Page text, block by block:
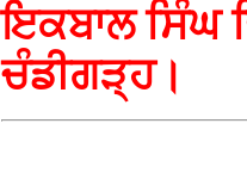
ਇਕਬਾਲ ਸਿੰਘ
ਚੰਡੀਗੜ੍ਹ।